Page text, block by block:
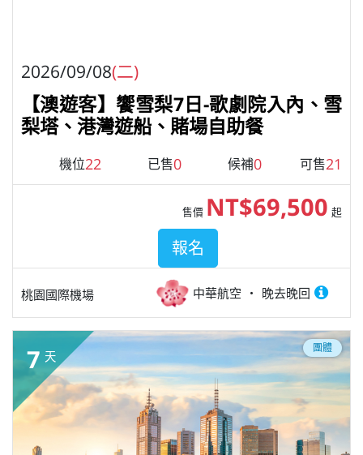
2026/09/08(二)
【澳遊客】饗雪梨7日-歌劇院入內、雪
梨塔、港灣遊船、賭場自助餐
機位22 已售0 候補0 可售21
桃園國際機場 中華航空 晚去晚回
售價 NT$69,500 起
報名
7 天
團體